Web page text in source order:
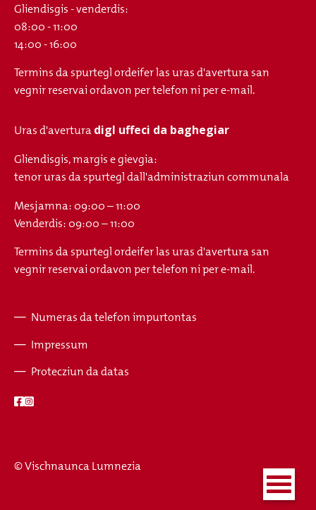
Gliendisgis - venderdis:
08:00 - 11:00
14:00 - 16:00
Termins da spurtegl ordeifer las uras d'avertura san
vegnir reservai ordavon per telefon ni per e-mail.
Uras d'averturadigl uffeci da baghegiar
Gliendisgis, margis e gievgia:
tenor uras da spurtegl dall'administraziun communala
Mesjamna: 09:00 – 11:00
Venderdis: 09:00 – 11:00
Termins da spurtegl ordeifer las uras d'avertura san
vegnir reservai ordavon per telefon ni per e-mail.
Numeras da telefon impurtontas
Impressum
Protecziun da datas
© Vischnaunca Lumnezia